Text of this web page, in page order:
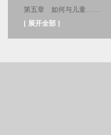
第五章 如何与儿童……
[ 展开全部 ]